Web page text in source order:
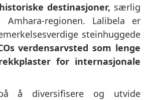
destinasjoner, særlig
regionen. Lalibela er
steinhuggede
verdensarvsted som lenge
for internasjonale
å diversifisere og utvide